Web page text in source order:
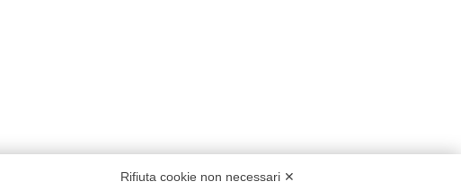
Rifiuta cookie non necessari ✕